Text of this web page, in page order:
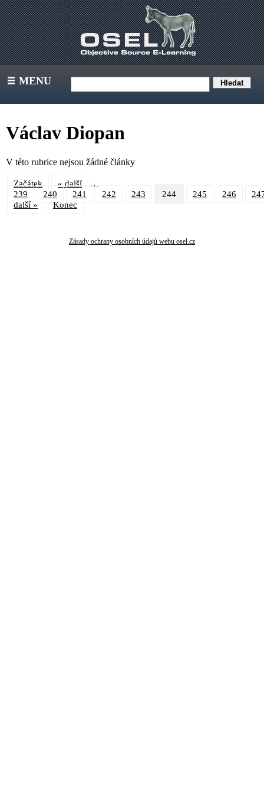
III MENU
Václav Diopan
V této rubrice nejsou žádné články
Začátek « další …
239 240 241 242 243 244 245 246
další »
Konec
Zásady ochrany osobních údajů webu osel.cz